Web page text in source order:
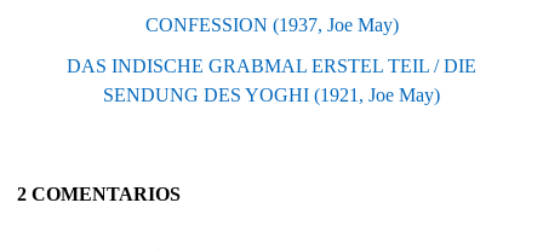
CONFESSION (1937, Joe May)
DAS INDISCHE GRABMAL ERSTEL TEIL / DIE
SENDUNG DES YOGHI (1921, Joe May)
2 COMENTARIOS